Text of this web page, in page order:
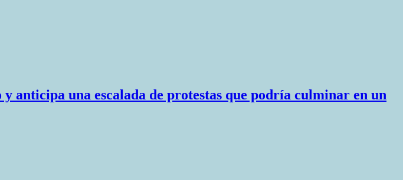
anticipa una escalada de protestas que podría culminar en un